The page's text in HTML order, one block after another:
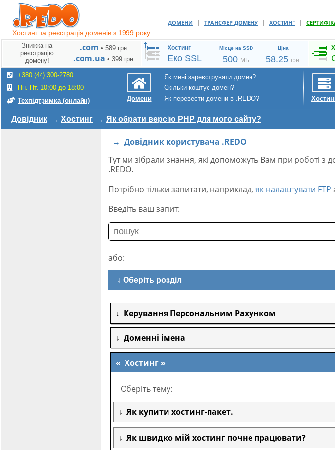
Хостинг та реєстрація доменів з 1999 року
ДОМЕНИ | ТРАНСФЕР ДОМЕНУ | ХОСТИНГ |
Знижка на
реєстрацію
домену!
.com • 589 грн.
.com.ua • 399 грн.
Хостинг
Еко SSL
Місце на SSD Ціна
500 МБ 58.25 грн.
+380 (44) 300-2780
Пн.-Пт. 10:00 до 18:00
Техпідтримка (онлайн)
Домени
Як мені зареєструвати домен?
Скільки коштує домен?
Як перевести домени в .REDO?
Довідник Хостинг Як обрати версію PHP для мого сайту?
→ Довідник користувача .REDO
Тут ми зібрали знання, які допоможуть Вам при роботі
.REDO.
Потрібно тільки запитати, наприклад,як налаштувати FTP
Введіть ваш запит:
або:
↓ Оберіть розділ
Керування Персональним Рахунком
Доменні імена
Хостинг
Оберіть тему:
Як купити хостинг-пакет.
Як швидко мій хостинг почне працювати?